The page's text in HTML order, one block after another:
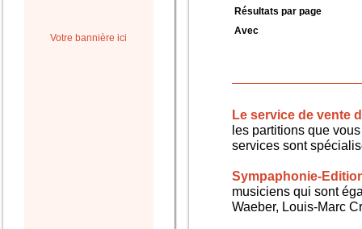
Votre bannière ici
Résultats par page
Avec
Le service de vente
les partitions que
services sont
Sympaphonie-
musiciens qui sont
Waeber, Louis-Marc